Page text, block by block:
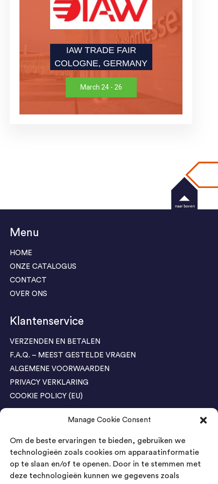
Manage Cookie Consent
Om de beste ervaringen te bieden, gebruiken we
technologieën zoals cookies om apparaatinformatie
op te slaan en/of te openen. Door in te stemmen met
deze technologieën kunnen we gegevens zoals
IAW TRADE FAIR
COLOGNE, GERMANY
March 24 - 26
Menu
HOME
ONZE CATALOGUS
CONTACT
OVER ONS
Klantenservice
VERZENDEN EN BETALEN
F.A.Q. – MEEST GESTELDE VRAGEN
ALGEMENE VOORWAARDEN
PRIVACY VERKLARING
COOKIE POLICY (EU)
Agenda Trade Shows
04-05 November / SVG FAIR Winterswijk
Bestel GRATIS kaarten
24-26 March / IAW Trade Fair - Cologne
Bestel GRATIS kaarten
naar boven